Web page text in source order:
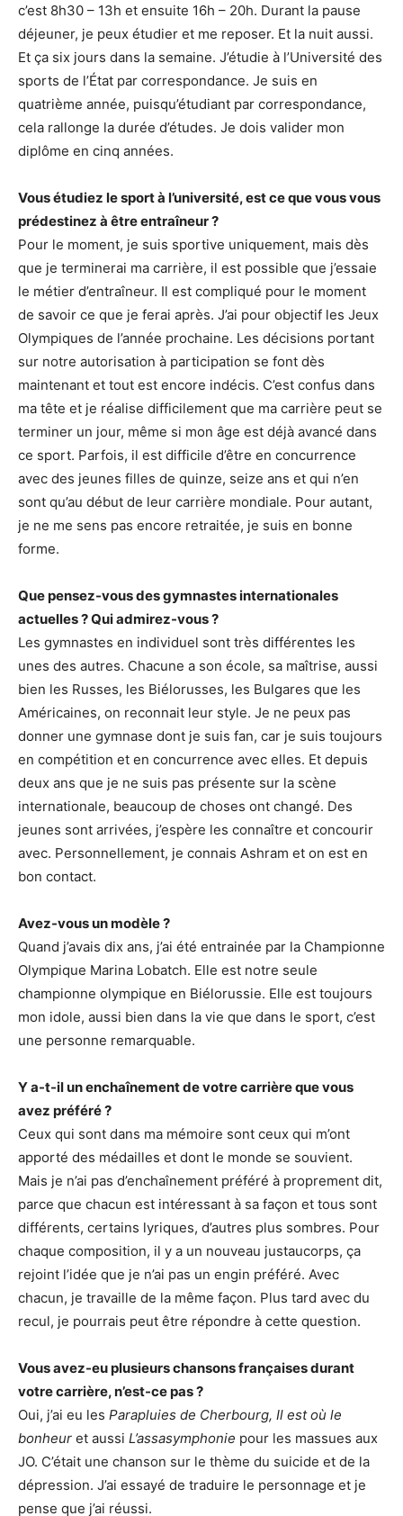
c’est 8h30 – 13h et ensuite 16h – 20h. Durant la pause
déjeuner, je peux étudier et me reposer. Et la nuit aussi.
Et ça six jours dans la semaine. J’étudie à l’Université des
sports de l’État par correspondance. Je suis en
quatrième année, puisqu’étudiant par correspondance,
cela rallonge la durée d’études. Je dois valider mon
diplôme en cinq années.
Vous étudiez le sport à l’université, est ce que vous vous
prédestinez à être entraîneur ?
Pour le moment, je suis sportive uniquement, mais dès
que je terminerai ma carrière, il est possible que j’essaie
le métier d’entraîneur. Il est compliqué pour le moment
de savoir ce que je ferai après. J’ai pour objectif les Jeux
Olympiques de l’année prochaine. Les décisions portant
sur notre autorisation à participation se font dès
maintenant et tout est encore indécis. C’est confus dans
ma tête et je réalise difficilement que ma carrière peut se
terminer un jour, même si mon âge est déjà avancé dans
ce sport. Parfois, il est difficile d’être en concurrence
avec des jeunes filles de quinze, seize ans et qui n’en
sont qu’au début de leur carrière mondiale. Pour autant,
je ne me sens pas encore retraitée, je suis en bonne
forme.
Que pensez-vous des gymnastes internationales
actuelles ? Qui admirez-vous ?
Les gymnastes en individuel sont très différentes les
unes des autres. Chacune a son école, sa maîtrise, aussi
bien les Russes, les Biélorusses, les Bulgares que les
Américaines, on reconnait leur style. Je ne peux pas
donner une gymnase dont je suis fan, car je suis toujours
en compétition et en concurrence avec elles. Et depuis
deux ans que je ne suis pas présente sur la scène
internationale, beaucoup de choses ont changé. Des
jeunes sont arrivées, j’espère les connaître et concourir
avec. Personnellement, je connais Ashram et on est en
bon contact.
Avez-vous un modèle ?
Quand j’avais dix ans, j’ai été entrainée par la Championne
Olympique Marina Lobatch. Elle est notre seule
championne olympique en Biélorussie. Elle est toujours
mon idole, aussi bien dans la vie que dans le sport, c’est
une personne remarquable.
Y a-t-il un enchaînement de votre carrière que vous
avez préféré ?
Ceux qui sont dans ma mémoire sont ceux qui m’ont
apporté des médailles et dont le monde se souvient.
Mais je n’ai pas d’enchaînement préféré à proprement dit,
parce que chacun est intéressant à sa façon et tous sont
différents, certains lyriques, d’autres plus sombres. Pour
chaque composition, il y a un nouveau justaucorps, ça
rejoint l’idée que je n’ai pas un engin préféré. Avec
chacun, je travaille de la même façon. Plus tard avec du
recul, je pourrais peut être répondre à cette question.
Vous avez-eu plusieurs chansons françaises durant
votre carrière, n’est-ce pas ?
Oui, j’ai eu les Parapluies de Cherbourg, Il est où le
bonheur et aussi L’assasymphonie pour les massues aux
JO. C’était une chanson sur le thème du suicide et de la
dépression. J’ai essayé de traduire le personnage et je
pense que j’ai réussi.